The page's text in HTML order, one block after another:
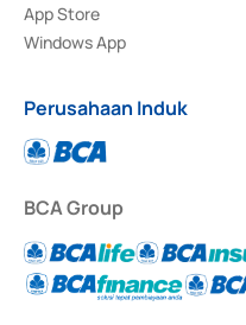
App Store
Windows App
Perusahaan Induk
BCA Group